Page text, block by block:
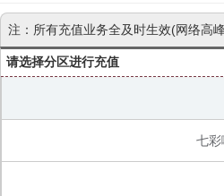
注：所有充值业务全及时生效(网络高
请选择分区进行充值
七